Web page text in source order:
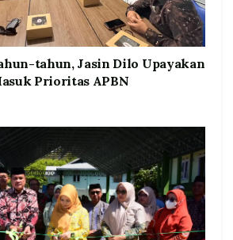
tahun, Jasin Dilo Upayakan
Prioritas APBN